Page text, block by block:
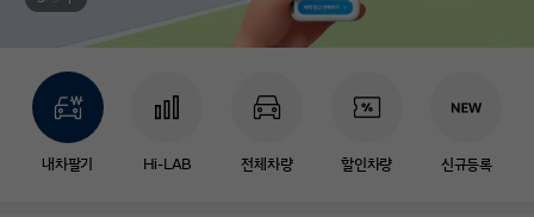
내차팔기 Hi-LAB 전체차량 할인차량 신규등록